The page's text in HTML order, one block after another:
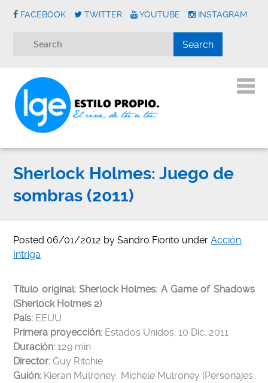
FACEBOOK TWITTER YOUTUBE INSTAGRAM
Sherlock Holmes: Juego de
sombras (2011)
Posted 06/01/2012 bySandro Fiorito underAcción,
Intriga
Título original:Sherlock Holmes: A Game of Shadows
(Sherlock Holmes 2)
País: EEUU
Primera proyección: Estados Unidos, 10 Dic. 2011
Duración:129 min
Director:Guy Ritchie
Guión: Kieran Mulroney, Michele Mulroney (Personajes: